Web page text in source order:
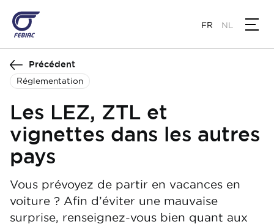
contenu
principal
FR NL
Précédent
Réglementation
Les LEZ, ZTL et
vignettes dans les autres
pays
Vous prévoyez de partir en vacances en
voiture ? Afin d’éviter une mauvaise
surprise, renseignez-vous bien quant aux